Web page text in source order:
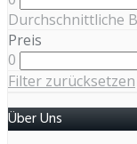
Durchschnittliche
Preis
0
Filter zurücksetzen
Über Uns